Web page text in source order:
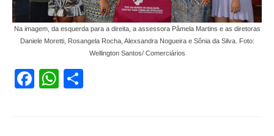
Na imagem, da esquerda para a direita, a assessora Pâmela Martins e as diretoras
Daniele Moretti, Rosangela Rocha, Alexsandra Nogueira e Sônia da Silva. Foto:
Wellington Santos/ Comerciários
Facebook
WhatsApp